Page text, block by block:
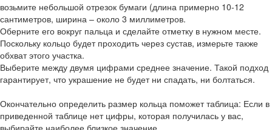
возьмите небольшой отрезок бумаги (длина примерно 10-12
сантиметров, ширина – около 3 миллиметров.
Оберните его вокруг пальца и сделайте отметку в нужном месте.
Поскольку кольцо будет проходить через сустав, измерьте также
обхват этого участка.
Выберите между двумя цифрами среднее значение. Такой подход
гарантирует, что украшение не будет ни спадать, ни болтаться.
Окончательно определить размер кольца поможет таблица: Если в
приведенной таблице нет цифры, которая получилась у вас,